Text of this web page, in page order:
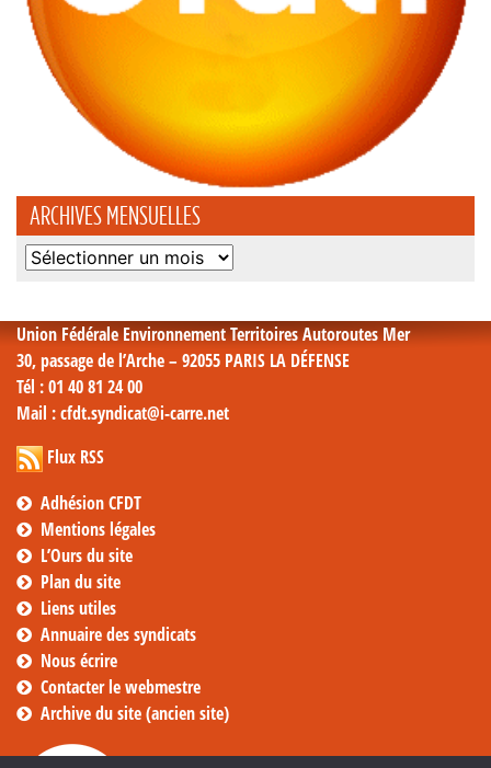
ARCHIVES MENSUELLES
Archives
Union Fédérale Environnement Territoires Autoroutes Mer
30, passage de l’Arche – 92055 PARIS LA DÉFENSE
Tél : 01 40 81 24 00
Mail : cfdt.syndicat@i-carre.net
Flux RSS
Adhésion CFDT
Mentions légales
L’Ours du site
Plan du site
Liens utiles
Annuaire des syndicats
Nous écrire
Contacter le webmestre
Archive du site (ancien site)